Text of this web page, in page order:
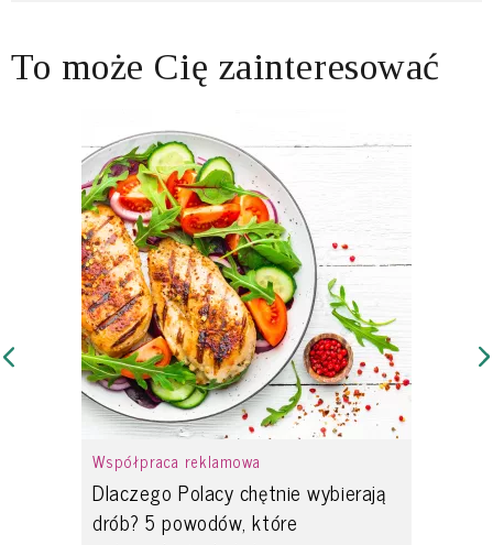
To może Cię zainteresować
Współpraca reklamowa
Dlaczego Polacy chętnie wybierają
drób? 5 powodów, które